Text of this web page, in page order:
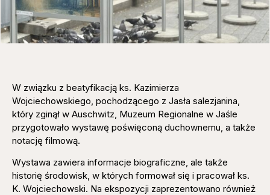
W związku z beatyfikacją ks. Kazimierza
Wojciechowskiego, pochodzącego z Jasła salezjanina,
który zginął w Auschwitz, Muzeum Regionalne w Jaśle
przygotowało wystawę poświęconą duchownemu, a także
notację filmową.
Wystawa zawiera informacje biograficzne, ale także
historię środowisk, w których formował się i pracował ks.
K. Wojciechowski. Na ekspozycji zaprezentowano również